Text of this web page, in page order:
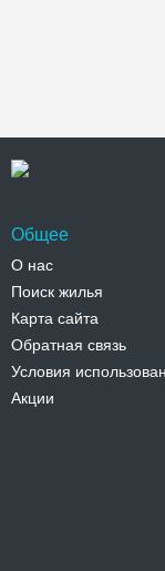
Общее
О нас
Поиск жилья
Карта сайта
Обратная связь
Условия
Акции